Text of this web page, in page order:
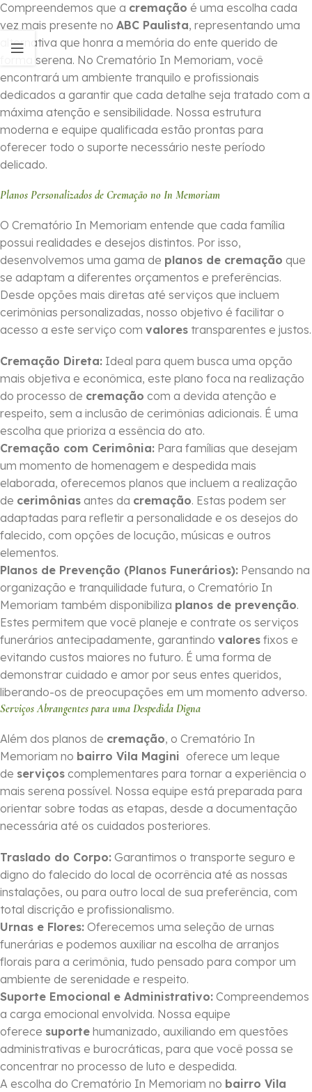
Compreendemos que a cremação é uma escolha cada
vez mais presente no ABC Paulista, representando uma
alternativa que honra a memória do ente querido de
forma serena. No Crematório In Memoriam, você
encontrará um ambiente tranquilo e profissionais
dedicados a garantir que cada detalhe seja tratado com a
máxima atenção e sensibilidade. Nossa estrutura
moderna e equipe qualificada estão prontas para
oferecer todo o suporte necessário neste período
delicado.
Planos Personalizados de Cremação no In Memoriam
O Crematório In Memoriam entende que cada família
possui realidades e desejos distintos. Por isso,
desenvolvemos uma gama de planos de cremação que
se adaptam a diferentes orçamentos e preferências.
Desde opções mais diretas até serviços que incluem
cerimônias personalizadas, nosso objetivo é facilitar o
acesso a este serviço com valores transparentes e justos.
Cremação Direta: Ideal para quem busca uma opção
mais objetiva e econômica, este plano foca na realização
do processo de cremação com a devida atenção e
respeito, sem a inclusão de cerimônias adicionais. É uma
escolha que prioriza a essência do ato.
Cremação com Cerimônia: Para famílias que desejam
um momento de homenagem e despedida mais
elaborada, oferecemos planos que incluem a realização
de cerimônias antes da cremação. Estas podem ser
adaptadas para refletir a personalidade e os desejos do
falecido, com opções de locução, músicas e outros
elementos.
Planos de Prevenção (Planos Funerários): Pensando na
organização e tranquilidade futura, o Crematório In
Memoriam também disponibiliza planos de prevenção.
Estes permitem que você planeje e contrate os serviços
funerários antecipadamente, garantindo valores fixos e
evitando custos maiores no futuro. É uma forma de
demonstrar cuidado e amor por seus entes queridos,
liberando-os de preocupações em um momento adverso.
Serviços Abrangentes para uma Despedida Digna
Além dos planos de cremação, o Crematório In
Memoriam no bairro Vila Magini oferece um leque
de serviços complementares para tornar a experiência o
mais serena possível. Nossa equipe está preparada para
orientar sobre todas as etapas, desde a documentação
necessária até os cuidados posteriores.
Traslado do Corpo: Garantimos o transporte seguro e
digno do falecido do local de ocorrência até as nossas
instalações, ou para outro local de sua preferência, com
total discrição e profissionalismo.
Urnas e Flores: Oferecemos uma seleção de urnas
funerárias e podemos auxiliar na escolha de arranjos
florais para a cerimônia, tudo pensado para compor um
ambiente de serenidade e respeito.
Suporte Emocional e Administrativo: Compreendemos
a carga emocional envolvida. Nossa equipe
oferece suporte humanizado, auxiliando em questões
administrativas e burocráticas, para que você possa se
concentrar no processo de luto e despedida.
A escolha do Crematório In Memoriam no bairro Vila